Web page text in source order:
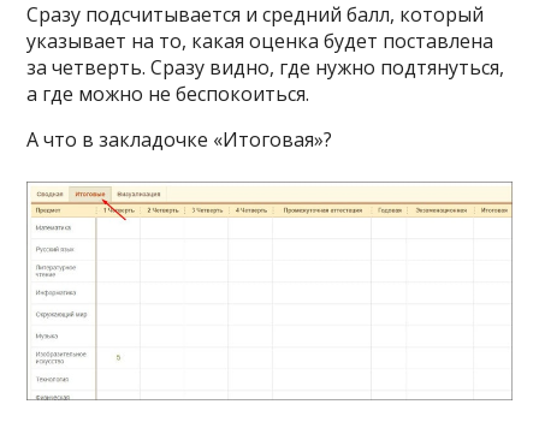
Сразу подсчитывается и средний балл, который
указывает на то, какая оценка будет поставлена
за четверть. Сразу видно, где нужно подтянуться,
а где можно не беспокоиться.
А что в закладочке «Итоговая»?